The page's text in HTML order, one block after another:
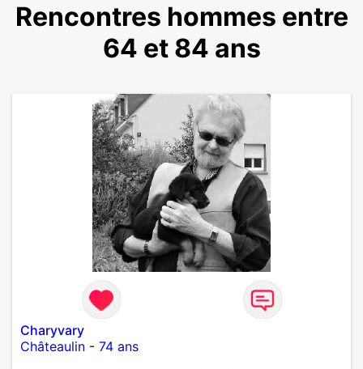
Rencontres hommes entre
64 et 84 ans
Charyvary
Châteaulin - 74 ans